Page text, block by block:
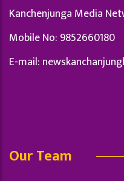
Kanchenjunga Media
Mobile No: 9852660180
E-mail:
Our Team